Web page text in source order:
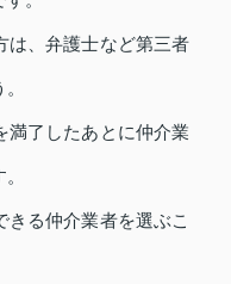
は、弁護士など第三者
満了したあとに仲介業
きる仲介業者を選ぶこ